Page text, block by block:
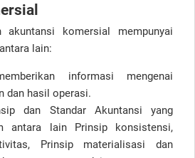
akuntansi komersial mempunyai
lain:
informasi mengenai
dan hasil operasi.
dan Standar Akuntansi yang
antara lain Prinsip konsistensi,
Prinsip materialisasi dan